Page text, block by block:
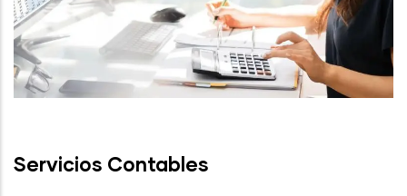
Servicios Contables